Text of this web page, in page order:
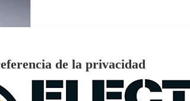
de la privacidad